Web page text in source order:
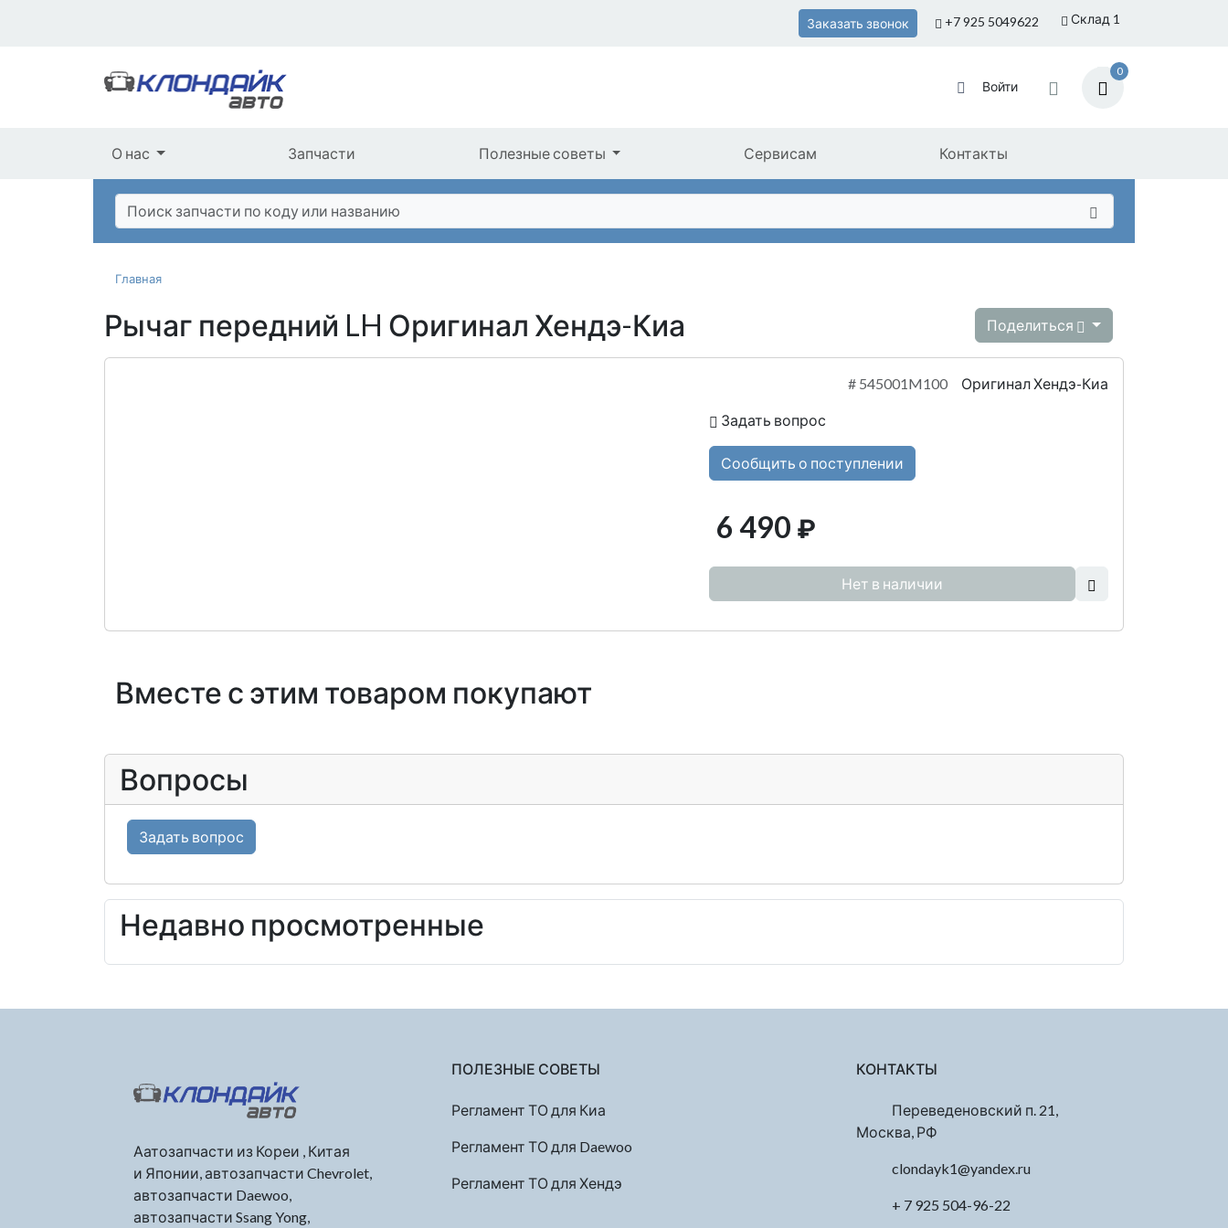
Склад 1
Заказать звонок +7 925 5049622
Войти
0
О нас Запчасти Полезные советы Сервисам Контакты
Главная
Рычаг передний LH Оригинал Хендэ-Киа Поделиться
# 545001M100 Оригинал Хендэ-Киа
Задать вопрос
Сообщить о поступлении
6 490 ₽
Нет в наличии
Вместе с этим товаром покупают
Вопросы
Задать вопрос
Недавно просмотренные
Аатозапчасти из Кореи , Китая
и Японии, автозапчасти Chevrolet,
автозапчасти Daewoo,
автозапчасти Ssang Yong,
ПОЛЕЗНЫЕ СОВЕТЫ
Регламент ТО для Киа
Регламент ТО для Daewoo
Регламент ТО для Хендэ
КОНТАКТЫ
Переведеновский п. 21,
Москва, РФ
clondayk1@yandex.ru
+ 7 925 504-96-22